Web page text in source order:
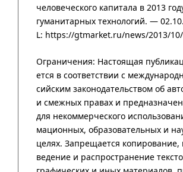
человеческого капитала в 2013
гума­нитар­ных техно­логий. —
L: https://gtmarket.ru/news/2013/